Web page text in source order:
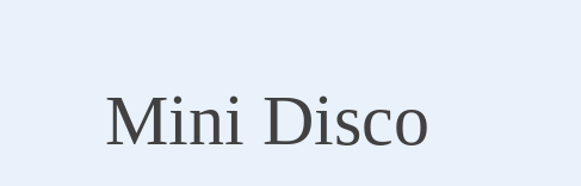
Mini Disco